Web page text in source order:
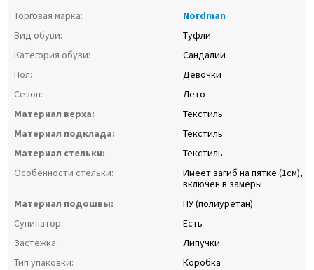
Торговая марка:
Nordman
Вид обуви:
Туфли
Категория обуви:
Сандалии
Пол:
Девочки
Сезон:
Лето
Материал верха:
Текстиль
Материал подклада:
Текстиль
Материал стельки:
Текстиль
Особенности стельки:
Имеет загиб на пятке (1см),
включен в замеры
Материал подошвы:
ПУ (полиуретан)
Супинатор:
Есть
Застежка:
Липучки
Тип упаковки:
Коробка